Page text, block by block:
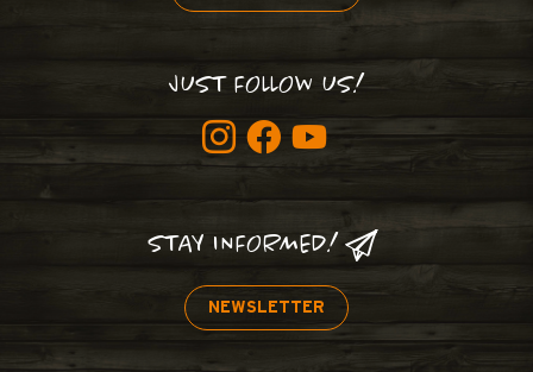
JUST FOLLOW US!
STAY INFORMED!
NEWSLETTER